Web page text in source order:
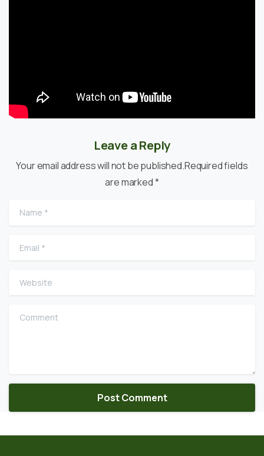
Leave a Reply
Your email address will not be published.Required fields
are marked *
Name
Email
Website
Comment